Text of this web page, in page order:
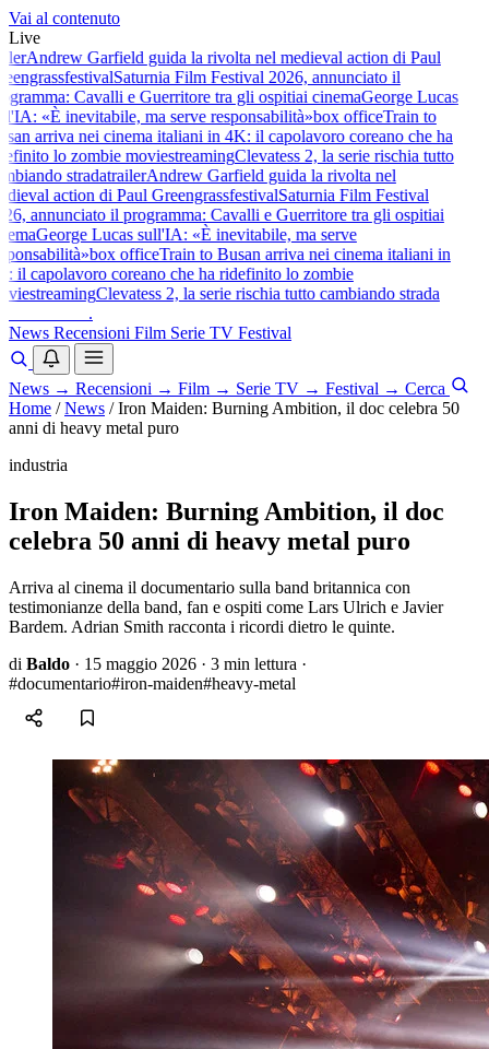
Vai al contenuto
Live
Andrew Garfield guida la rivolta nel medieval action di Paul
festivalSaturnia Film Festival 2026, annunciato il
Cavalli e Guerritore tra gli ospitiai cinemaGeorge Lucas
«È inevitabile, ma serve responsabilità»box officeTrain to
arriva nei cinema italiani in 4K: il capolavoro coreano che ha
lo zombie moviestreamingClevatess 2, la serie rischia tutto
stradatrailerAndrew Garfield guida la rivolta nel
action di Paul GreengrassfestivalSaturnia Film Festival
annunciato il programma: Cavalli e Guerritore tra gli ospitiai
George Lucas sull'IA: «È inevitabile, ma serve
box officeTrain to Busan arriva nei cinema italiani in
il capolavoro coreano che ha ridefinito lo zombie
streamingClevatess 2, la serie rischia tutto cambiando strada
.
News Recensioni Film Serie TV Festival
News → Recensioni → Film → Serie TV → Festival → Cerca
Home / News / Iron Maiden: Burning Ambition, il doc celebra 50
anni di heavy metal puro
industria
Iron Maiden: Burning Ambition, il doc
celebra 50 anni di heavy metal puro
Arriva al cinema il documentario sulla band britannica con
testimonianze della band, fan e ospiti come Lars Ulrich e Javier
Bardem. Adrian Smith racconta i ricordi dietro le quinte.
di Baldo · 15 maggio 2026 · 3 min lettura ·
#documentario#iron-maiden#heavy-metal